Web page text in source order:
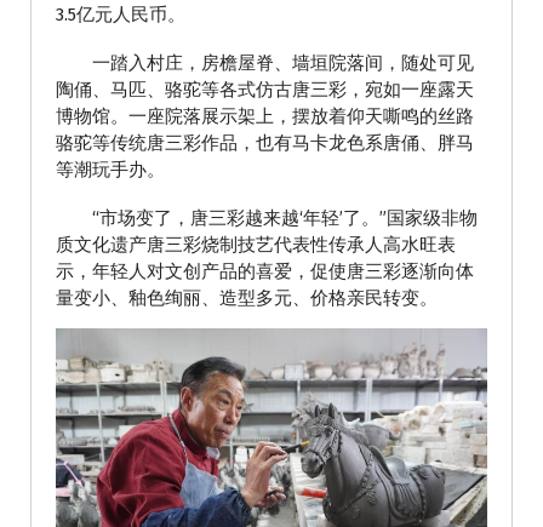
3.5亿元人民币。
一踏入村庄，房檐屋脊、墙垣院落间，随处可见
陶俑、马匹、骆驼等各式仿古唐三彩，宛如一座露天
博物馆。一座院落展示架上，摆放着仰天嘶鸣的丝路
骆驼等传统唐三彩作品，也有马卡龙色系唐俑、胖马
等潮玩手办。
“市场变了，唐三彩越来越‘年轻’了。”国家级非物
质文化遗产唐三彩烧制技艺代表性传承人高水旺表
示，年轻人对文创产品的喜爱，促使唐三彩逐渐向体
量变小、釉色绚丽、造型多元、价格亲民转变。